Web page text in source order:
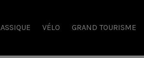
VÉLO GRAND TOURISME